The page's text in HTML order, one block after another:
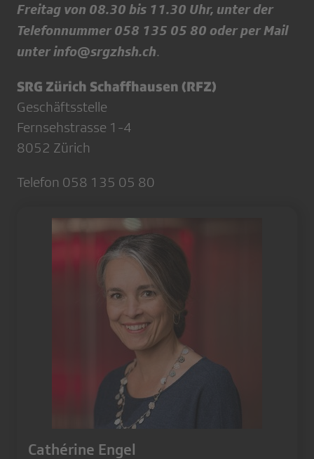
Freitag von 08.30 bis 11.30 Uhr, unter der
Telefonnummer 058 135 05 80 oder per Mail
unter info@srgzhsh.ch.
SRG Zürich Schaffhausen (RFZ)
Geschäftsstelle
Fernsehstrasse 1-4
8052 Zürich
Telefon 058 135 05 80
Cathérine Engel